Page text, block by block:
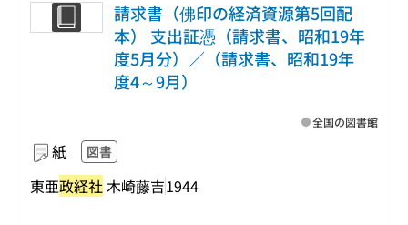
請求書（佛印の経済資源第5回配
本） 支出証憑（請求書、昭和19年
度5月分）／（請求書、昭和19年
度4～9月）
紙 図書
東亜政経社木崎藤吉1944
全国の図書館